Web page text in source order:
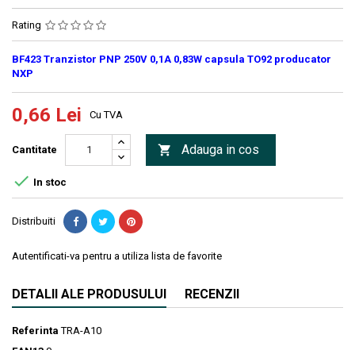
Rating
BF423 Tranzistor PNP 250V 0,1A 0,83W capsula TO92 producator
NXP
0,66 Lei Cu TVA
Cantitate  Adauga in cos
 In stoc
Distribuiti
Autentificati-va pentru a utiliza lista de favorite
DETALII ALE PRODUSULUI RECENZII
Referinta TRA-A10